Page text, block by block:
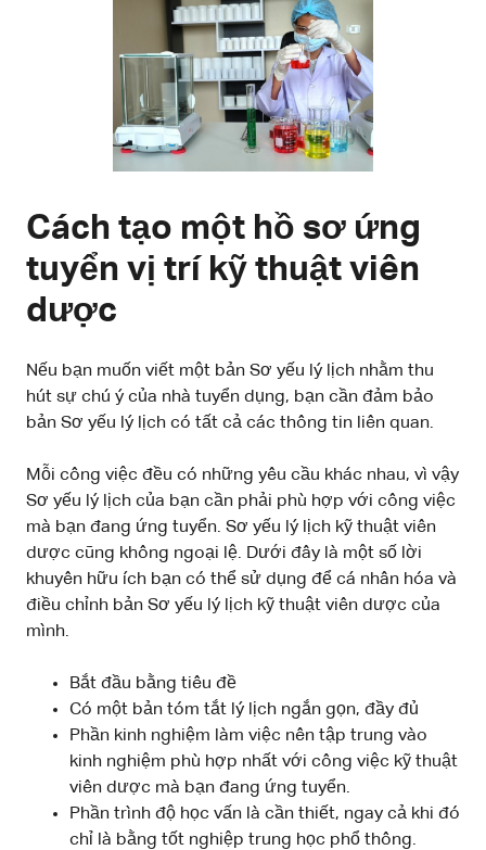
Cách tạo một hồ sơ ứng
tuyển vị trí kỹ thuật viên
dược
Nếu bạn muốn viết một bản Sơ yếu lý lịch nhằm thu
hút sự chú ý của nhà tuyển dụng, bạn cần đảm bảo
bản Sơ yếu lý lịch có tất cả các thông tin liên quan.
Mỗi công việc đều có những yêu cầu khác nhau, vì vậy
Sơ yếu lý lịch của bạn cần phải phù hợp với công việc
mà bạn đang ứng tuyển. Sơ yếu lý lịch kỹ thuật viên
dược cũng không ngoại lệ. Dưới đây là một số lời
khuyên hữu ích bạn có thể sử dụng để cá nhân hóa và
điều chỉnh bản Sơ yếu lý lịch kỹ thuật viên dược của
mình.
Bắt đầu bằng tiêu đề
Có một bản tóm tắt lý lịch ngắn gọn, đầy đủ
Phần kinh nghiệm làm việc nên tập trung vào
kinh nghiệm phù hợp nhất với công việc kỹ thuật
viên dược mà bạn đang ứng tuyển.
Phần trình độ học vấn là cần thiết, ngay cả khi đó
chỉ là bằng tốt nghiệp trung học phổ thông.